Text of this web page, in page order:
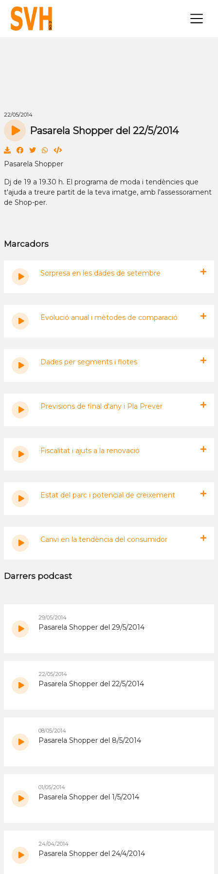
×
22/05/2014
Pasarela Shopper del 22/5/2014
Pasarela Shopper
Dj de 19 a 19.30 h. El programa de moda i tendències que
t'ajuda a treure partit de la teva imatge, amb l'assessorament
de Shop-per.
Marcadors
Sorpresa en les dades de setembre
Evolució anual i mètodes de comparació
Dades per segments i flotes
Previsions de final d'any i Pla Prever
Fiscalitat i ajuts a la renovació
Estat del parc i potencial de creixement
Canvi en la tendència del consumidor
Darrers podcast
29/05/2014
Pasarela Shopper del 29/5/2014
22/05/2014
Pasarela Shopper del 22/5/2014
08/05/2014
Pasarela Shopper del 8/5/2014
01/05/2014
Pasarela Shopper del 1/5/2014
24/04/2014
Pasarela Shopper del 24/4/2014